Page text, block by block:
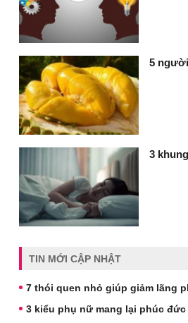
5
3
TIN MỚI CẬP NHẬT
7 thói quen nhỏ giúp giảm lãng
3 kiểu phụ nữ mang lại phúc